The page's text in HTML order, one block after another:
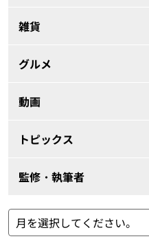
雑貨
グルメ
動画
トピックス
監修・執筆者